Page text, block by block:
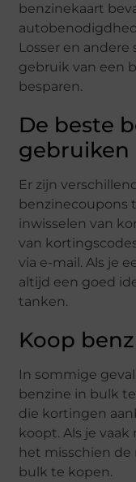
benzinekaart
Losser en
gebruik van een
besparen.
De beste
gebruiken
Er zijn
benzinecoupons
inwisselen van
van
via e-mail. Als je
altijd een goed
tanken.
Koop
In sommige
benzine in bulk
die kortingen
koopt. Als je
het misschien
bulk te kopen.